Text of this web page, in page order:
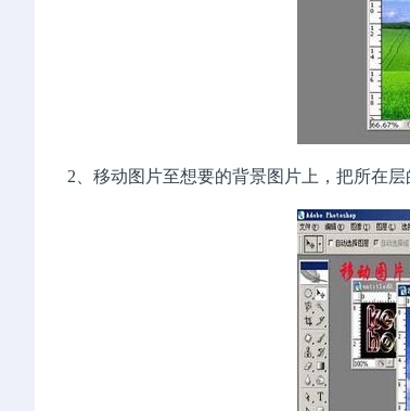
2、移动图片至想要的背景图片上，把所在层